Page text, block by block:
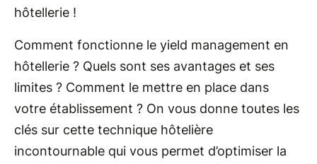
hôtellerie !
Comment fonctionne le yield management en
hôtellerie ? Quels sont ses avantages et ses
limites ? Comment le mettre en place dans
votre établissement ? On vous donne toutes les
clés sur cette technique hôtelière
incontournable qui vous permet d’optimiser la